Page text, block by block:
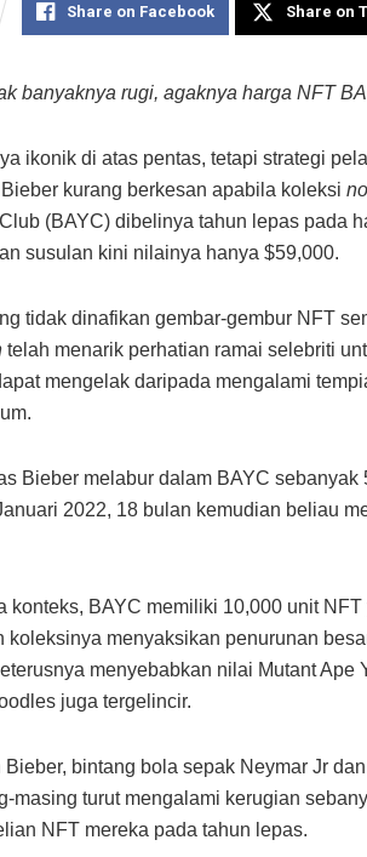
Share on Facebook Share on
banyaknya rugi, agaknya harga NFT
ikonik di atas pentas, tetapi strategi
kurang berkesan apabila koleksi
(BAYC) dibelinya tahun lepas pada
susulan kini nilainya hanya $59,000.
tidak dinafikan gembar-gembur NFT
telah menarik perhatian ramai selebriti
mengelak daripada mengalami
Bieber melabur dalam BAYC sebanyak
2022, 18 bulan kemudian beliau
konteks, BAYC memiliki 10,000 unit
koleksinya menyaksikan penurunan
menyebabkan nilai Mutant Ape
juga tergelincir.
Bieber, bintang bola sepak Neymar Jr
masing turut mengalami kerugian
NFT mereka pada tahun lepas.